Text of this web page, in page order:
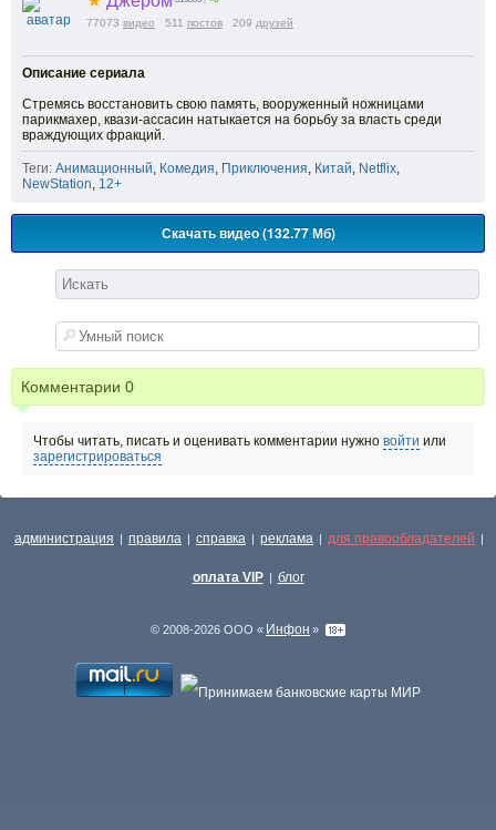
77073 видео 511 постов 209 друзей
Описание сериала
Стремясь восстановить свою память, вооруженный ножницами
парикмахер, квази-ассасин натыкается на борьбу за власть среди
враждующих фракций.
Теги: Анимационный Комедия Приключения Китай Netflix
NewStation 12+
Скачать видео (132.77 Мб)
Комментарии 0
Чтобы читать, писать и оценивать комментарии нужно войти или
зарегистрироваться
администрация | правила | справка | реклама | для правообладателей |
оплата VIP | блог
© 2008-2026 ООО « Инфон »